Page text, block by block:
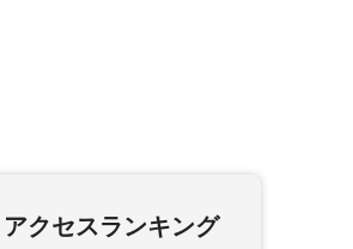
クセスランキング